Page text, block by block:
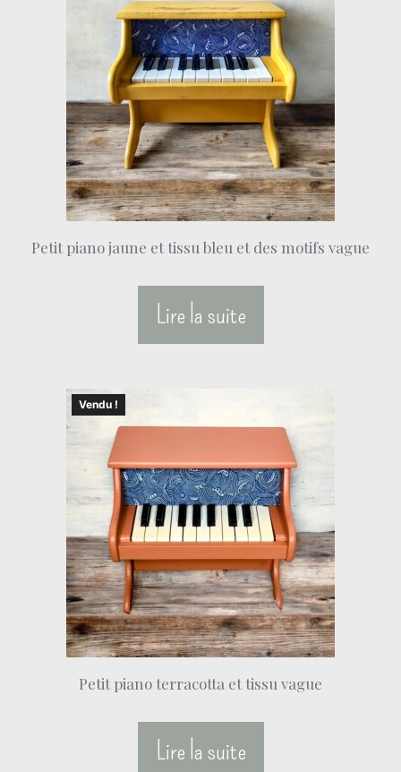
Petit piano jaune et tissu bleu et des motifs vague
Lire la suite
Vendu !
Petit piano terracotta et tissu vague
Lire la suite